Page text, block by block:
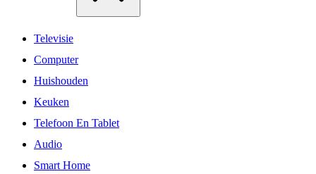
Televisie
Computer
Huishouden
Keuken
Telefoon En Tablet
Audio
Smart Home